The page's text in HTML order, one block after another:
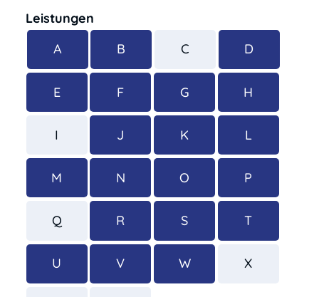
Leistungen
A
B C D
E F G H
I J K L
M N O P
Q R S T
U V W X